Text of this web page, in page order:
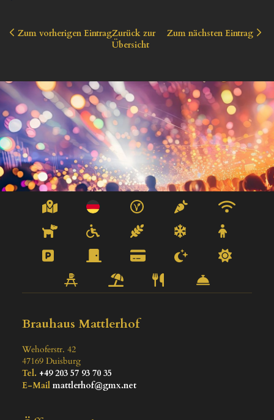
Zum vorherigen EintragZurück zur
Übersicht
Zum nächsten Eintrag
Brauhaus Mattlerhof
Wehoferstr. 42
47169 Duisburg
Tel. +49 203 57 93 70 35
E-Mail mattlerhof@gmx.net